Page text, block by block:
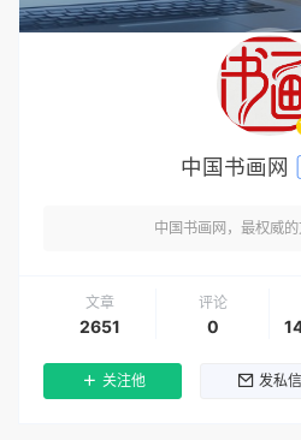
中国书画网
中国书画网，最权威
文章
2651
评论
0
关注他 发私信